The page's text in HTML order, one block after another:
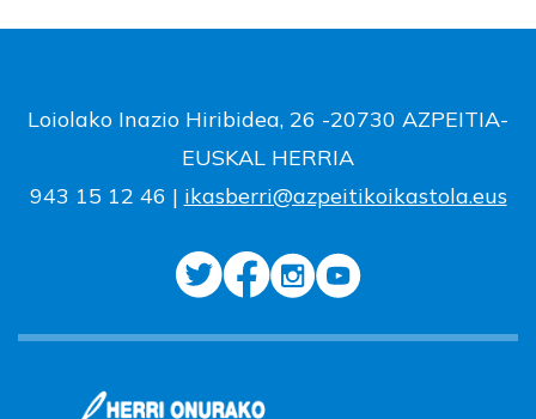
Loiolako Inazio Hiribidea, 26 -20730 AZPEITIA-
EUSKAL HERRIA
943 15 12 46 | ikasberri@azpeitikoikastola.eus